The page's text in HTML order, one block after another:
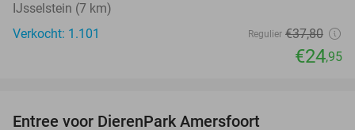
IJsselstein (7 km)
Verkocht: 1.101
Regulier €37,80
€24,95
Entree voor DierenPark Amersfoort